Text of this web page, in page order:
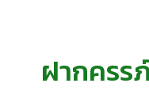
ฝากครร